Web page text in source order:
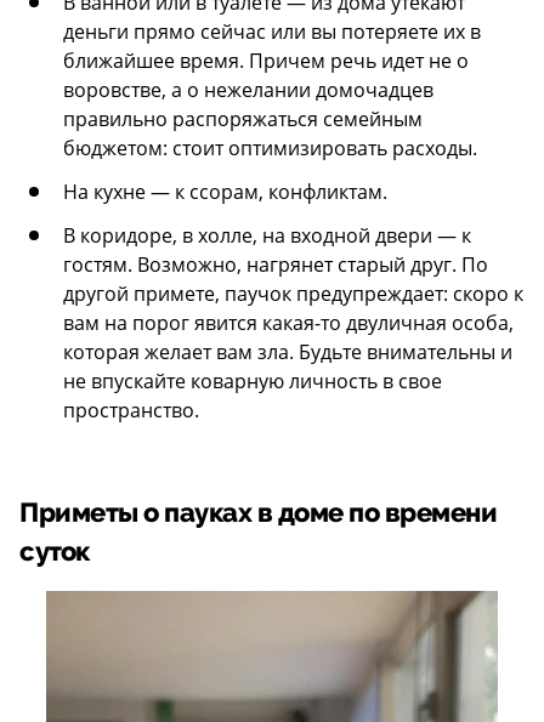
деньги прямо сейчас или вы потеряете их в
ближайшее время. Причем речь идет не о
воровстве, а о нежелании домочадцев
правильно распоряжаться семейным
бюджетом: стоит оптимизировать расходы.
На кухне — к ссорам, конфликтам.
В коридоре, в холле, на входной двери — к
гостям. Возможно, нагрянет старый друг. По
другой примете, паучок предупреждает: скоро к
вам на порог явится какая-то двуличная особа,
которая желает вам зла. Будьте внимательны и
не впускайте коварную личность в свое
пространство.
Приметы о пауках в доме по времени
суток